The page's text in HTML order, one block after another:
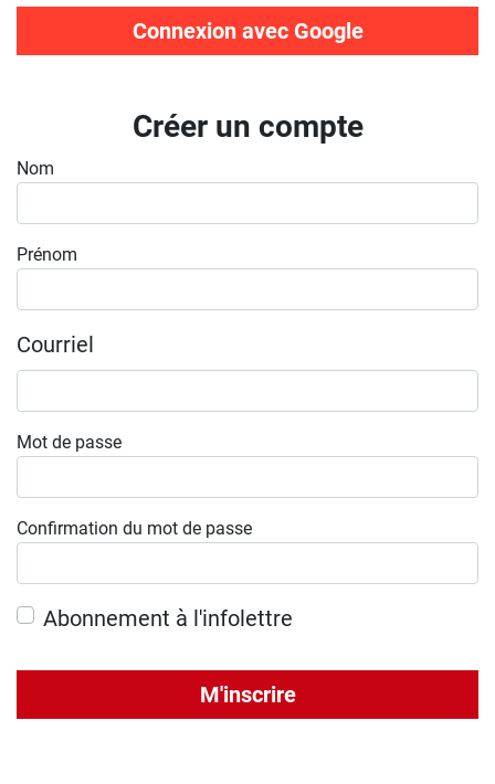
Nos chroniques
Publiez une offre d'emploi
Connexion avec Google
Créer un compte
Nom
Prénom
Courriel
Mot de passe
Confirmation du mot de passe
Abonnement à l'infolettre
M'inscrire